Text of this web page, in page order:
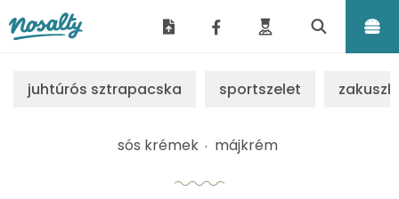
juhtúrós sztrapacska sportszelet
sós krémek májkrém